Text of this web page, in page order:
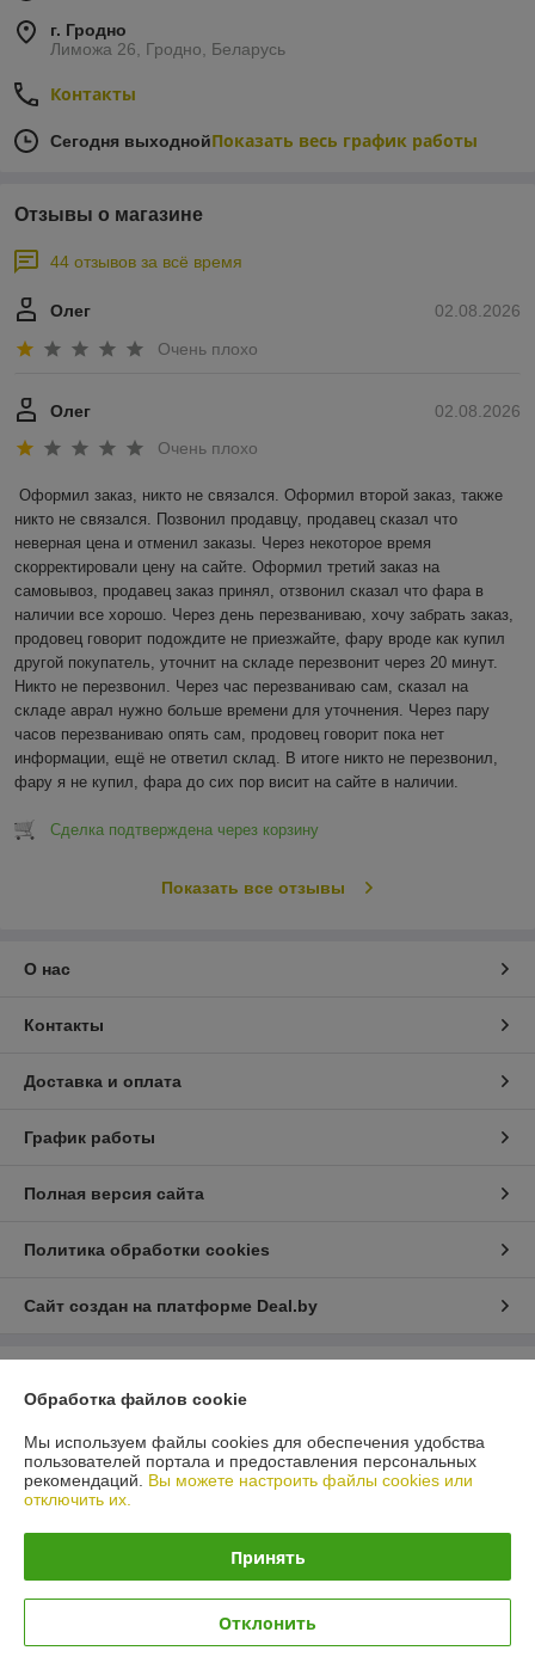
г. Гродно
Лиможа 26, Гродно, Беларусь
Контакты
Сегодня выходнойПоказать весь график работы
Отзывы о магазине
44 отзывов за всё время
02.08.2026
Олег
Очень плохо
02.08.2026
Олег
Очень плохо
Оформил заказ, никто не связался. Оформил второй заказ, также
никто не связался. Позвонил продавцу, продавец сказал что
неверная цена и отменил заказы. Через некоторое время
скорректировали цену на сайте. Оформил третий заказ на
самовывоз, продавец заказ принял, отзвонил сказал что фара в
наличии все хорошо. Через день перезваниваю, хочу забрать заказ,
продовец говорит подождите не приезжайте, фару вроде как купил
другой покупатель, уточнит на складе перезвонит через 20 минут.
Никто не перезвонил. Через час перезваниваю сам, сказал на
складе аврал нужно больше времени для уточнения. Через пару
часов перезваниваю опять сам, продовец говорит пока нет
информации, ещё не ответил склад. В итоге никто не перезвонил,
фару я не купил, фара до сих пор висит на сайте в наличии.
Сделка подтверждена через корзину
Показать все отзывы
О нас
Контакты
Доставка и оплата
График работы
Полная версия сайта
Политика обработки cookies
Сайт создан на платформе Deal.by
г.Гродно, ул. Лиможа 26-66
Регистрационный номер ЕГР: 591242277
Регистрационный орган: АДМИНИСТРАЦИЯ ЛЕНИНСКОГО РАЙОНА Г.
Дата регистрации компании: 23.06.2014
Ссылка на свидетельство/лицензию
Обработка файлов cookie
Мы используем файлы cookies для обеспечения удобства
пользователей портала и предоставления персональных
рекомендаций. Вы можете настроить файлы cookies или
отключить их.
Принять
Отклонить